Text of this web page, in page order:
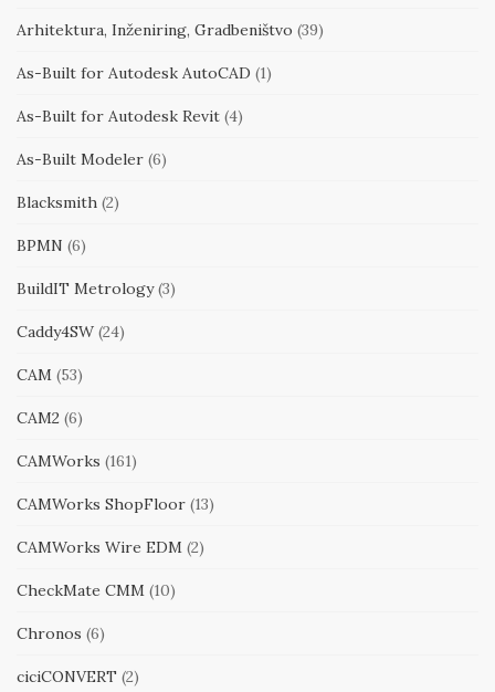
Arhitektura, Inženiring, Gradbeništvo (39)
As-Built for Autodesk AutoCAD (1)
As-Built for Autodesk Revit (4)
As-Built Modeler (6)
Blacksmith (2)
BPMN (6)
BuildIT Metrology(3)
Caddy4SW (24)
CAM (53)
CAM2 (6)
CAMWorks (161)
CAMWorks ShopFloor (13)
CAMWorks Wire EDM (2)
CheckMate CMM (10)
Chronos (6)
ciciCONVERT (2)